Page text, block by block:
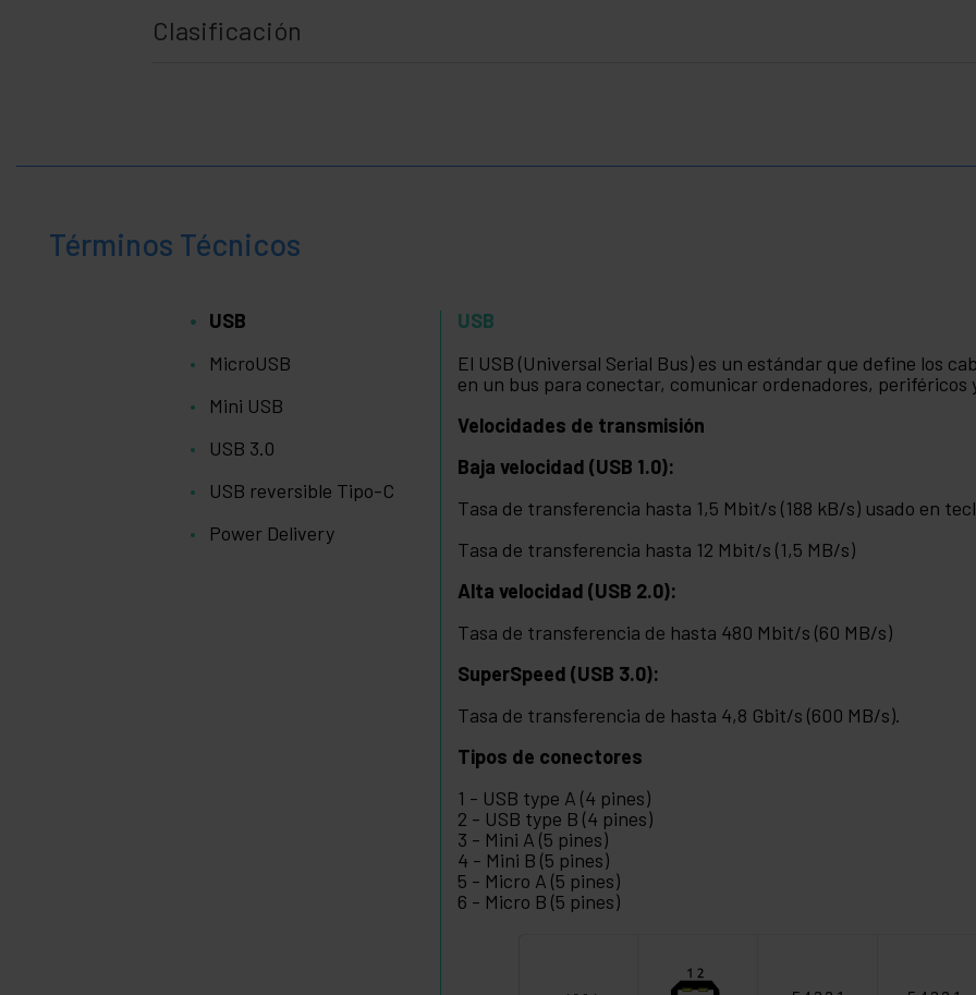
Clasificación
Términos Técnicos
USB
MicroUSB
Mini USB
USB 3.0
USB reversible Tipo-C
Power Delivery
USB
El USB (Universal Serial Bus) es un estándar que define los
en un bus para conectar, comunicar ordenadores, periféricos
Velocidades de transmisión
Baja velocidad (USB 1.0):
Tasa de transferencia hasta 1,5 Mbit/s (188 kB/s) usado en
Tasa de transferencia hasta 12 Mbit/s (1,5 MB/s)
Alta velocidad (USB 2.0):
Tasa de transferencia de hasta 480 Mbit/s (60 MB/s)
SuperSpeed (USB 3.0):
Tasa de transferencia de hasta 4,8 Gbit/s (600 MB/s).
Tipos de conectores
1 - USB type A (4 pines)
2 - USB type B (4 pines)
3 - Mini A (5 pines)
4 - Mini B (5 pines)
5 - Micro A (5 pines)
6 - Micro B (5 pines)